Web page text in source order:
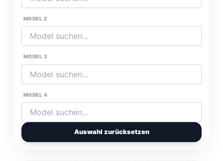
MODEL 2
MODEL 3
MODEL 4
Auswahl zurücksetzen